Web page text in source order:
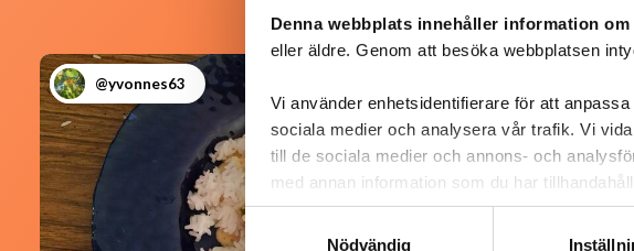
Denna webbplats innehåller information
eller äldre. Genom att besöka webbplatsen
Vi använder enhetsidentifierare för att
sociala medier och analysera vår trafik. Vi
till de sociala medier och annons- och
med annan information som du har
Samtyckesval
Nödvändig
@yvonnes63